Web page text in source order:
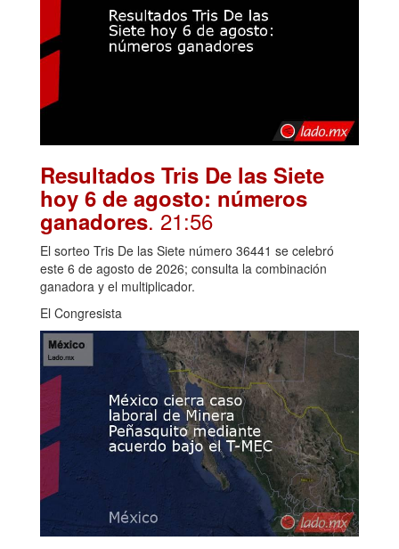
Resultados Tris De las Siete
hoy 6 de agosto: números
ganadores. 21:56
El sorteo Tris De las Siete número 36441 se celebró
este 6 de agosto de 2026; consulta la combinación
ganadora y el multiplicador.
El Congresista